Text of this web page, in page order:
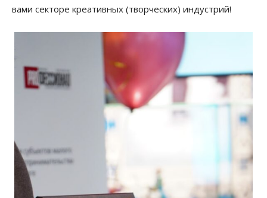
вами секторе креативных (творческих) индустрий!